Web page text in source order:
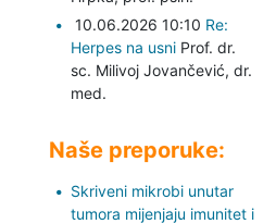
10.06.2026 10:10 Re:
Herpes na usni Prof. dr.
sc. Milivoj Jovančević, dr.
med.
Naše preporuke:
Skriveni mikrobi unutar
tumora mijenjaju imunitet i